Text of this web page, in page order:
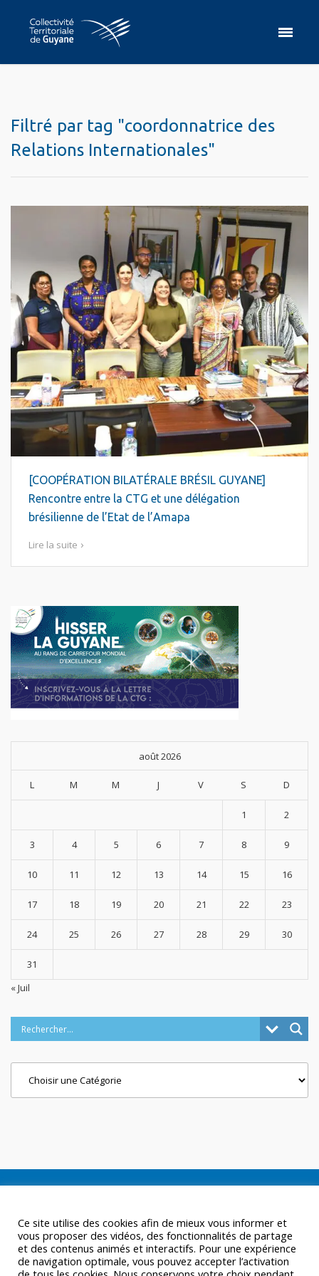
Filtré par tag "coordonnatrice des
Relations Internationales"
[COOPÉRATION BILATÉRALE BRÉSIL GUYANE]
Rencontre entre la CTG et une délégation
brésilienne de l’Etat de l’Amapa
Lire la suite
août 2026
L M M J V S D
1 2
3 4 5 6 7 8 9
10 11 12 13 14 15 16
17 18 19 20 21 22 23
24 25 26 27 28 29 30
31
« Juil
Ce site utilise des cookies afin de mieux vous informer et
vous proposer des vidéos, des fonctionnalités de partage
et des contenus animés et interactifs. Pour une expérience
de navigation optimale, vous pouvez accepter l’activation